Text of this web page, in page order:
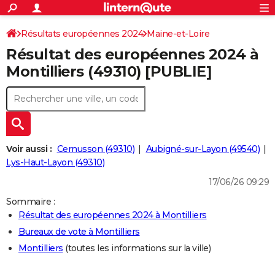
ACTUALITÉS
Politique
Société
Faits Divers
Education
Monde
Villes
+
SPORT
Coupe du monde 2026
Football
Tennis
Cyclisme
Rugby
Forum
Programme TV
TNT
Streaming
Cinéma
Sorties cinéma
Musique
+
FINANCE
Retraite
Impôts
Epargne
Immobilier
Risques naturels par ville
Banque
Assurance
Crédit
AUTO
Essais
Réserver un essai
Citadines
Berlines
SUV
Forum auto
+
HIGH-TECH
Mobiles
Meilleur smartphone
Internet
Ordinateurs
Jeux vidéo
Guide high-tech
+
BRICOLAGE
Guides de France
Escapades
Patrimoine
Expositions
Musées
Week-end nature
LIFESTYLE
Art de vivre
Bien-être
Loisirs
Mode
Modes de vie
Rechercher
S'inscrire
Connexion
Résultats européennes 2024 Maine-et-Loire
Résultat des européennes 2024 à
Montilliers (49310) [PUBLIE]
Voir aussi : Cernusson (49310)
Aubigné-sur-Layon (49540)
Lys-Haut-Layon (49310)
17/06/26 09:29
Sommaire :
Résultat des européennes 2024 à Montilliers
Bureaux de vote à Montilliers
Montilliers (toutes les informations sur la ville)